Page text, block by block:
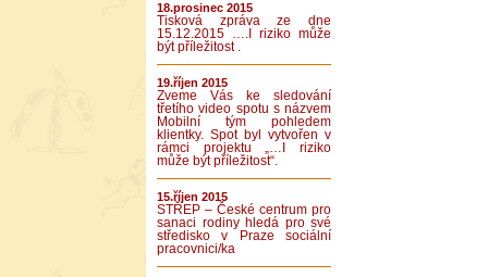
18.prosinec 2015
Tisková zpráva ze dne
15.12.2015 ….I riziko může
být příležitost .
19.říjen 2015
Zveme Vás ke sledování
třetího video spotu s názvem
Mobilní tým pohledem
klientky. Spot byl vytvořen v
rámci projektu „…I riziko
může být příležitost“.
15.říjen 2015
STŘEP – České centrum pro
sanaci rodiny hledá pro své
středisko v Praze sociální
pracovnici/ka